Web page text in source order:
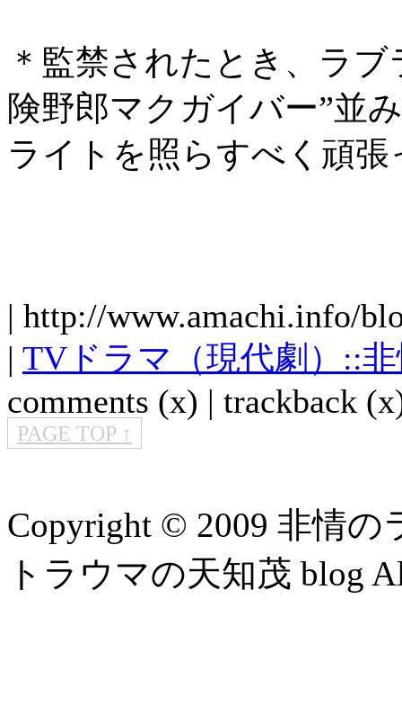
＊監禁されたとき、ラ
険野郎マクガイバー”並
ライトを照らすべく頑
| http://www.amachi.info/
| TVドラマ（現代劇）::
comments (x) | trackback
PAGE TOP ↑
Copyright © 2009 非情
トラウマの天知茂 blog